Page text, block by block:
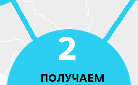
2
ПОЛУЧАЕМ